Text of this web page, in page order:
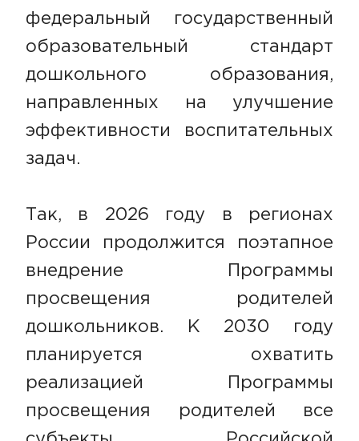
федеральный государственный
образовательный стандарт
дошкольного образования,
направленных на улучшение
эффективности воспитательных
задач.
Так, в 2026 году в регионах
России продолжится поэтапное
внедрение Программы
просвещения родителей
дошкольников. К 2030 году
планируется охватить
реализацией Программы
просвещения родителей все